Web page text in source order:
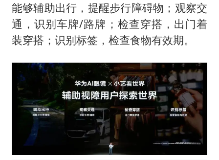
能够辅助出行，提醒步行障碍物；观察交
通，识别车牌/路牌；检查穿搭，出门着
装穿搭；识别标签，检查食物有效期。